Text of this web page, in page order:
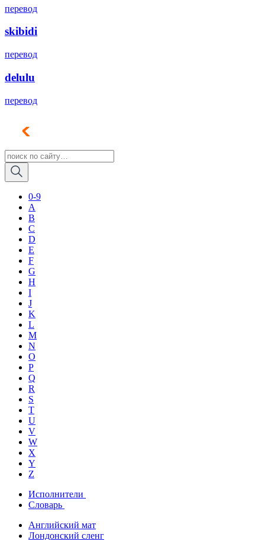
перевод
skibidi
перевод
delulu
перевод
0-9
A
B
C
D
E
F
G
H
I
J
K
L
M
N
O
P
Q
R
S
T
U
V
W
X
Y
Z
Исполнители
Словарь
Английский мат
Лондонский сленг